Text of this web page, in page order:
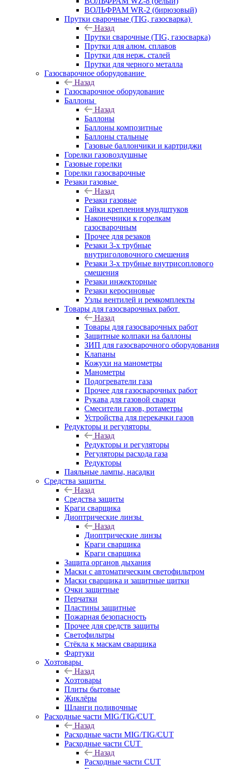
ВОЛЬФРАМ WR-2 (бирюзовый)
Прутки сварочные (TIG, газосварка)
Назад
Прутки сварочные (TIG, газосварка)
Прутки для алюм. сплавов
Прутки для нерж. сталей
Прутки для черного металла
Газосварочное оборудование
Назад
Газосварочное оборудование
Баллоны
Назад
Баллоны
Баллоны композитные
Баллоны стальные
Газовые баллончики и картриджи
Горелки газовоздушные
Газовые горелки
Горелки газосварочные
Резаки газовые
Назад
Резаки газовые
Гайки крепления мундштуков
Наконечники к горелкам
газосварочным
Прочее для резаков
Резаки 3-х трубные
внутриголовочного смешения
Резаки 3-х трубные внутрисоплового
смешения
Резаки инжекторные
Резаки керосиновые
Узлы вентилей и ремкомплекты
Товары для газосварочных работ
Назад
Товары для газосварочных работ
Защитные колпаки на баллоны
ЗИП для газосварочного оборудования
Клапаны
Кожухи на манометры
Манометры
Подогреватели газа
Прочее для газосварочных работ
Рукава для газовой сварки
Смесители газов, ротаметры
Устройства для перекачки газов
Редукторы и регуляторы
Назад
Редукторы и регуляторы
Регуляторы расхода газа
Редукторы
Паяльные лампы, насадки
Средства защиты
Назад
Средства защиты
Краги сварщика
Диоптрические линзы
Назад
Диоптрические линзы
Краги сварщика
Краги сварщика
Защита органов дыхания
Маски с автоматическим светофильтром
Маски сварщика и защитные щитки
Очки защитные
Перчатки
Пластины защитные
Пожарная безопасность
Прочее для средств защиты
Светофильтры
Стёкла к маскам сварщика
Фартуки
Хозтовары
Назад
Хозтовары
Плиты бытовые
Жиклёры
Шланги поливочные
Расходные части MIG/TIG/CUT
Назад
Расходные части MIG/TIG/CUT
Расходные части CUT
Назад
Расходные части CUT